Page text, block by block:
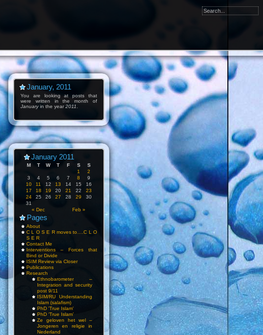
January, 2011
You are looking at posts that
were written in the month of
Januaryin the year2011
January 2011
M T W T F S S
« Dec Feb »
1
2
3
4 5 6 7 8
9
10
11 12 13 14 15
16
17
18 19 20 21 22
23
24
25 26 27 28 29
30
31
Pages
About
C L O S E R moves to….C L O
S E R
Contact Me
Interventions – Forces that
Bind or Divide
ISIM Review via Closer
Publications
Research
Ethnobarometer –
Integration and security
post 9/11
ISIM/RU Understanding
Islam (salafism)
PhD 'True Islam'
PhD ‘True Islam’
Ze geloven het wel –
Jongeren en religie in
Nederland